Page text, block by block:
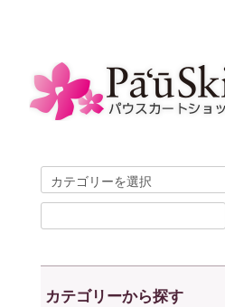
カテゴリーから探す